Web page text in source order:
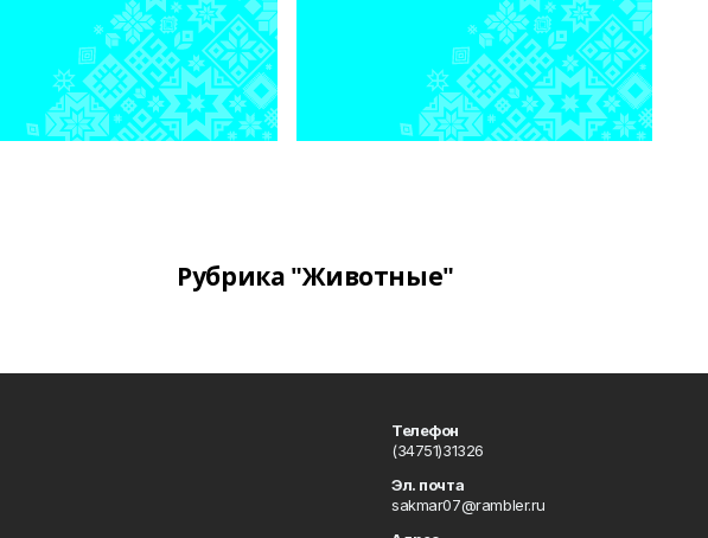
Рубрика "Животные"
Телефон
(34751)31326
Эл. почта
sakmar07@rambler.ru